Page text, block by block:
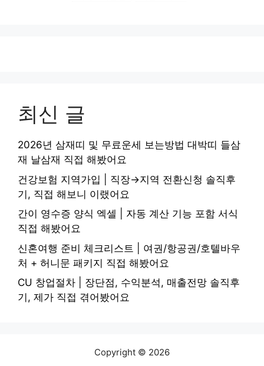
최신 글
2026년 삼재띠 및 무료운세 보는방법 대박띠 들삼
재 날삼재 직접 해봤어요
건강보험 지역가입 | 직장→지역 전환신청 솔직후
기, 직접 해보니 이랬어요
간이 영수증 양식 엑셀 | 자동 계산 기능 포함 서식
직접 해봤어요
신혼여행 준비 체크리스트 | 여권/항공권/호텔바우
처 + 허니문 패키지 직접 해봤어요
CU 창업절차 | 장단점, 수익분석, 매출전망 솔직후
기, 제가 직접 겪어봤어요
Copyright © 2026